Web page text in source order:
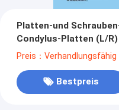
Platten-und
Condylus-Platten (L/
Preis：Verhandlungsfähig
Bestpreis